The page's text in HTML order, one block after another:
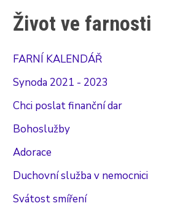
Život ve farnosti
FARNÍ KALENDÁŘ
Synoda 2021 - 2023
Chci poslat finanční dar
Bohoslužby
Adorace
Duchovní služba v nemocnici
Svátost smíření